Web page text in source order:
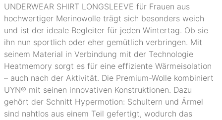
UNDERWEAR SHIRT LONGSLEEVE für Frauen aus
hochwertiger Merinowolle trägt sich besonders weich
und ist der ideale Begleiter für jeden Wintertag. Ob sie
ihn nun sportlich oder eher gemütlich verbringen. Mit
seinem Material in Verbindung mit der Technologie
Heatmemory sorgt es für eine effiziente Wärmeisolation
– auch nach der Aktivität. Die Premium-Wolle kombiniert
UYN® mit seinen innovativen Konstruktionen. Dazu
gehört der Schnitt Hypermotion: Schultern und Ärmel
sind nahtlos aus einem Teil gefertigt, wodurch das